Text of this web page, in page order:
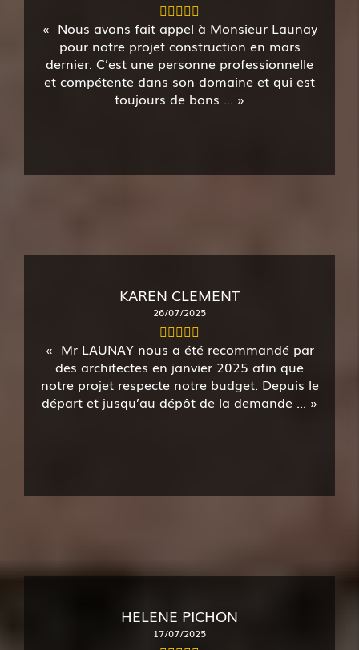
Nous avons fait appel à Monsieur Launay
pour notre projet construction en mars
dernier. C’est une personne professionnelle
et compétente dans son domaine et qui est
toujours de bons ...
KAREN CLEMENT
26/07/2025
Mr LAUNAY nous a été recommandé par
des architectes en janvier 2025 afin que
notre projet respecte notre budget. Depuis le
départ et jusqu’au dépôt de la demande ...
HELENE PICHON
17/07/2025